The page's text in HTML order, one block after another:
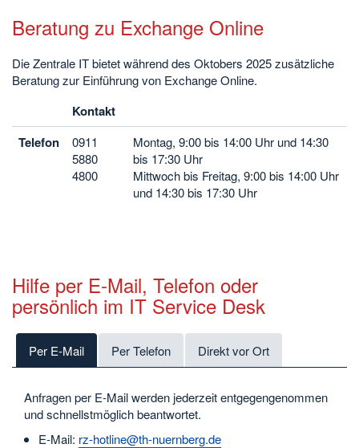
Beratung zu Exchange Online
Die Zentrale IT bietet während des Oktobers 2025 zusätzliche
Beratung zur Einführung von Exchange Online.
Kontakt
Telefon
0911
5880
4800
Montag, 9:00 bis 14:00 Uhr und 14:30
bis 17:30 Uhr
Mittwoch bis Freitag, 9:00 bis 14:00 Uhr
und 14:30 bis 17:30 Uhr
Hilfe per E-Mail, Telefon oder
persönlich im IT Service Desk
Per E-Mail Per Telefon Direkt vor Ort
Anfragen per E-Mail werden jederzeit entgegengenommen
und schnellstmöglich beantwortet.
E-Mail: rz-hotline@th-nuernberg.de